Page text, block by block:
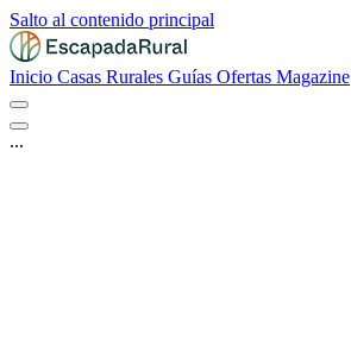
Salto al contenido principal
Inicio Casas Rurales Guías Ofertas Magazine
...